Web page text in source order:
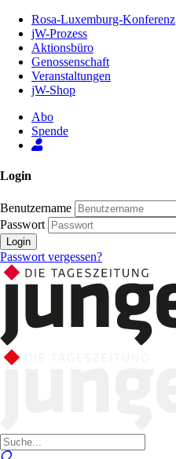
Inhalt
Seite
Rosa-Luxemburg-Konferenz
jW-Prozess
Aktionsbüro
Genossenschaft
Veranstaltungen
jW-Shop
Abo
Spende
Login
Benutzername
Passwort
Login
Passwort vergessen?